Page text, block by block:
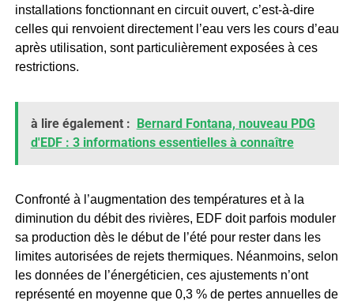
installations fonctionnant en circuit ouvert, c’est-à-dire
celles qui renvoient directement l’eau vers les cours d’eau
après utilisation, sont particulièrement exposées à ces
restrictions.
à lire également : Bernard Fontana, nouveau PDG
d'EDF : 3 informations essentielles à connaître
Confronté à l’augmentation des températures et à la
diminution du débit des rivières, EDF doit parfois moduler
sa production dès le début de l’été pour rester dans les
limites autorisées de rejets thermiques. Néanmoins, selon
les données de l’énergéticien, ces ajustements n’ont
représenté en moyenne que 0,3 % de pertes annuelles de